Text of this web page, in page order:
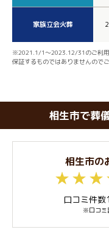
家族立会火葬
※2021.1/1～2023.12/31のご利用
保証するものではありませんので
相生市で葬
相生市の
口コミ件
※口コミ